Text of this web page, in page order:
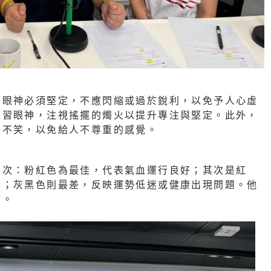
神必須堅定，不應閃縮或過於銳利，以免予人心虛
眼神，注視搖擺的燭火以提升專注與堅定。此外，
笑，以免給人不尊重的感覺。
：粉紅色為最佳，代表氣血運行良好；其次是紅
灰黑色則最差，反映運勢低迷或健康出現問題。他